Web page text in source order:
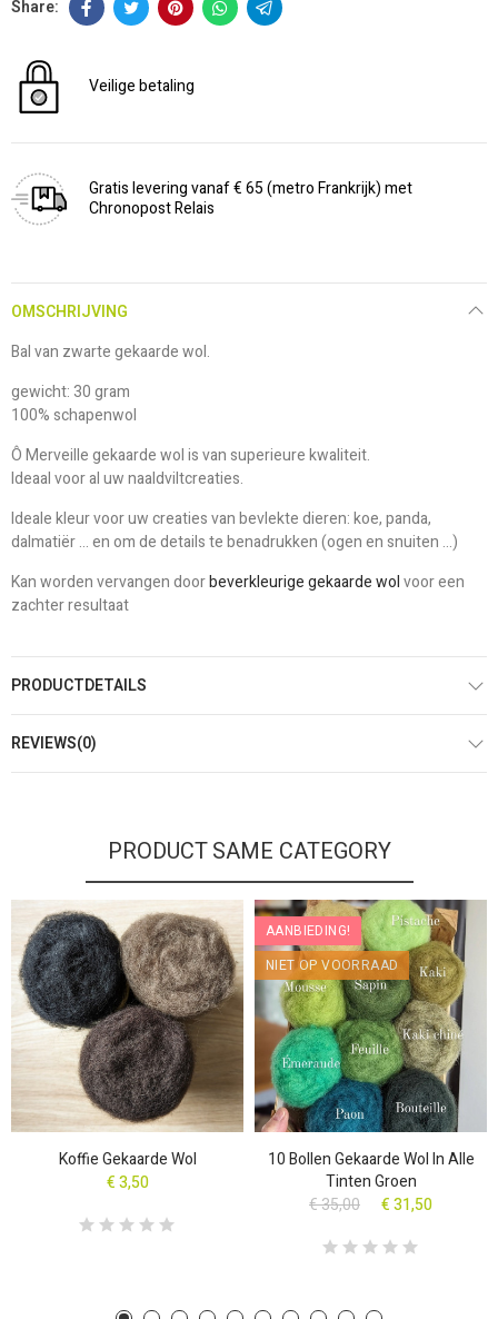
Veilige betaling
Gratis levering vanaf € 65 (metro Frankrijk) met
Chronopost Relais
OMSCHRIJVING
Bal van zwarte gekaarde wol.
gewicht: 30 gram
100% schapenwol
Ô Merveille gekaarde wol is van superieure kwaliteit.
Ideaal voor al uw naaldviltcreaties.
Ideale kleur voor uw creaties van bevlekte dieren: koe, panda,
dalmatiër ... en om de details te benadrukken (ogen en snuiten ...)
Kan worden vervangen doorbeverkleurige gekaarde wolvoor een
zachter resultaat
PRODUCTDETAILS
REVIEWS(0)
PRODUCT SAME CATEGORY
Koffie Gekaarde Wol
€ 3,50
AANBIEDING!
NIET OP VOORRAAD
10 Bollen Gekaarde Wol In Alle
Tinten Groen
€ 35,00
€ 31,50